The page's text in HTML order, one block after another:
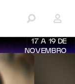
17 A 19 DE
NOVEMBRO